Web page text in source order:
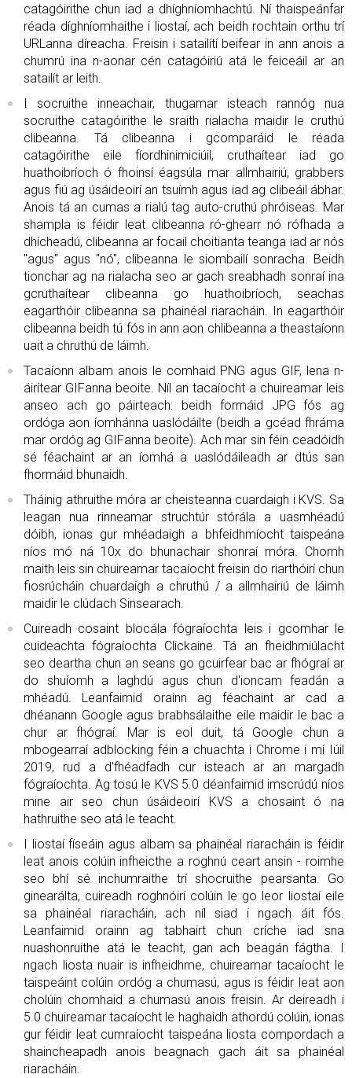
catagóirithe chun iad a dhíghníomhachtú. Ní thaispeánfar
réada díghníomhaithe i liostaí, ach beidh rochtain orthu trí
URLanna díreacha. Freisin i satailítí beifear in ann anois a
chumrú ina n-aonar cén catagóiriú atá le feiceáil ar an
satailít ar leith.
I socruithe inneachair, thugamar isteach rannóg nua
socruithe catagóirithe le sraith rialacha maidir le cruthú
clibeanna. Tá clibeanna i gcomparáid le réada
catagóirithe eile fíordhinimiciúil, cruthaítear iad go
huathoibríoch ó fhoinsí éagsúla mar allmhairiú, grabbers
agus fiú ag úsáideoirí an tsuímh agus iad ag clibeáil ábhar.
Anois tá an cumas a rialú tag auto-cruthú phróiseas. Mar
shampla is féidir leat clibeanna ró-ghearr nó rófhada a
dhícheadú, clibeanna ar focail choitianta teanga iad ar nós
"agus" agus "nó", clibeanna le siombailí sonracha. Beidh
tionchar ag na rialacha seo ar gach sreabhadh sonraí ina
gcruthaítear clibeanna go huathoibríoch, seachas
eagarthóir clibeanna sa phainéal riaracháin. In eagarthóir
clibeanna beidh tú fós in ann aon chlibeanna a theastaíonn
uait a chruthú de láimh.
Tacaíonn albam anois le comhaid PNG agus GIF, lena n-
áirítear GIFanna beoite. Níl an tacaíocht a chuireamar leis
anseo ach go páirteach: beidh formáid JPG fós ag
ordóga aon íomhánna uaslódáilte (beidh a gcéad fhráma
mar ordóg ag GIFanna beoite). Ach mar sin féin ceadóidh
sé féachaint ar an íomhá a uaslódáileadh ar dtús san
fhormáid bhunaidh.
Tháinig athruithe móra ar cheisteanna cuardaigh i KVS. Sa
leagan nua rinneamar struchtúr stórála a uasmhéadú
dóibh, ionas gur mhéadaigh a bhfeidhmíocht taispeána
níos mó ná 10x do bhunachair shonraí móra. Chomh
maith leis sin chuireamar tacaíocht freisin do riarthóirí chun
fiosrúcháin chuardaigh a chruthú / a allmhairiú de láimh
maidir le clúdach Sinsearach.
Cuireadh cosaint blocála fógraíochta leis i gcomhar le
cuideachta fógraíochta Clickaine. Tá an fheidhmiúlacht
seo deartha chun an seans go gcuirfear bac ar fhógraí ar
do shuíomh a laghdú agus chun d'ioncam feadán a
mhéadú. Leanfaimid orainn ag féachaint ar cad a
dhéanann Google agus brabhsálaithe eile maidir le bac a
chur ar fhógraí. Mar is eol duit, tá Google chun a
mbogearraí adblocking féin a chuachta i Chrome i mí Iúil
2019, rud a d'fhéadfadh cur isteach ar an margadh
fógraíochta. Ag tosú le KVS 5.0 déanfaimid imscrúdú níos
mine air seo chun úsáideoirí KVS a chosaint ó na
hathruithe seo atá le teacht.
I liostaí físeáin agus albam sa phainéal riaracháin is féidir
leat anois colúin infheicthe a roghnú ceart ansin - roimhe
seo bhí sé inchumraithe trí shocruithe pearsanta. Go
ginearálta, cuireadh roghnóirí colúin le go leor liostaí eile
sa phainéal riaracháin, ach níl siad i ngach áit fós.
Leanfaimid orainn ag tabhairt chun críche iad sna
nuashonruithe atá le teacht, gan ach beagán fágtha. I
ngach liosta nuair is infheidhme, chuireamar tacaíocht le
taispeáint colúin ordóg a chumasú, agus is féidir leat aon
cholúin chomhaid a chumasú anois freisin. Ar deireadh i
5.0 chuireamar tacaíocht le haghaidh athordú colúin, ionas
gur féidir leat cumraíocht taispeána liosta compordach a
shaincheapadh anois beagnach gach áit sa phainéal
riaracháin.